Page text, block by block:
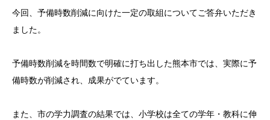
今回、予備時数削減に向けた一定の取組についてご答弁いただき
ました。
予備時数削減を時間数で明確に打ち出した熊本市では、実際に予
備時数が削減され、成果がでています。
また、市の学力調査の結果では、小学校は全ての学年・教科に伸